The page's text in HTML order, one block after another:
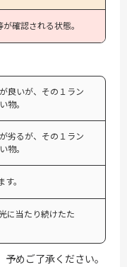
確認される状態。
良いが、その１ラン
物。
劣るが、その１ラン
物。
。
に当たり続けたた
めご了承ください。